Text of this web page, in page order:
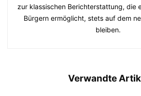
zur klassischen Berichterstattung, die
Bürgern ermöglicht, stets auf dem
bleiben.
Verwandte